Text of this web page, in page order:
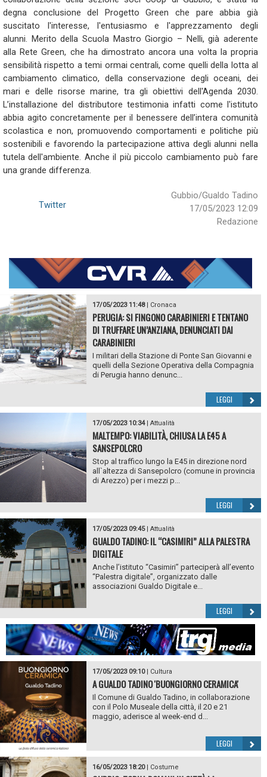
degna conclusione del Progetto Green che pare abbia già
suscitato l'interesse, l'entusiasmo e l'apprezzamento degli
alunni. Merito della Scuola Mastro Giorgio – Nelli, già aderente
alla Rete Green, che ha dimostrato ancora una volta la propria
sensibilità rispetto a temi ormai centrali, come quelli della lotta al
cambiamento climatico, della conservazione degli oceani, dei
mari e delle risorse marine, tra gli obiettivi dell'Agenda 2030.
L’installazione del distributore testimonia infatti come l'istituto
abbia agito concretamente per il benessere dell’intera comunità
scolastica e non, promuovendo comportamenti e politiche più
sostenibili e favorendo la partecipazione attiva degli alunni nella
tutela dell'ambiente. Anche il più piccolo cambiamento può fare
una grande differenza.
Gubbio/Gualdo Tadino
17/05/2023 12:09
Redazione
Twitter
17/05/2023 11:48| Cronaca
PERUGIA: SI FINGONO CARABINIERI E TENTANO
DI TRUFFARE UN’ANZIANA, DENUNCIATI DAI
CARABINIERI
I militari della Stazione di Ponte San Giovanni e
quelli della Sezione Operativa della Compagnia
di Perugia hanno denunc...
LEGGI
17/05/2023 10:34| Attualità
MALTEMPO: VIABILITÀ, CHIUSA LA E45 A
SANSEPOLCRO
Stop al traffico lungo la E45 in direzione nord
all`altezza di Sansepolcro (comune in provincia
di Arezzo) per i mezzi p...
LEGGI
17/05/2023 09:45| Attualità
GUALDO TADINO: IL “CASIMIRI” ALLA PALESTRA
DIGITALE
Anche l’istituto “Casimiri” parteciperà all’evento
“Palestra digitale”, organizzato dalle
associazioni Gualdo Digitale e...
LEGGI
17/05/2023 09:10| Cultura
A GUALDO TADINO 'BUONGIORNO CERAMICA'
Il Comune di Gualdo Tadino, in collaborazione
con il Polo Museale della città, il 20 e 21
maggio, aderisce al week-end d...
LEGGI
16/05/2023 18:20| Costume